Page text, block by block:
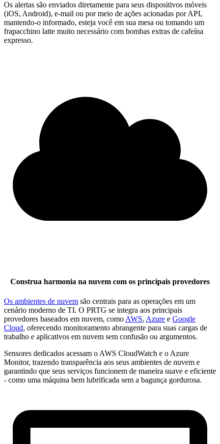
Os alertas são enviados diretamente para seus dispositivos móveis
(iOS, Android), e-mail ou por meio de ações acionadas por API,
mantendo-o informado, esteja você em sua mesa ou tomando um
frapacchino latte muito necessário com bombas extras de cafeína
expresso.
Construa harmonia na nuvem com os principais provedores
Os ambientes de nuvem são centrais para as operações em um
cenário moderno de TI. O PRTG se integra aos principais
provedores baseados em nuvem, como AWS, Azure e Google
Cloud, oferecendo monitoramento abrangente para suas cargas de
trabalho e aplicativos em nuvem sem confusão ou argumentos.
Sensores dedicados acessam o AWS CloudWatch e o Azure
Monitor, trazendo transparência aos seus ambientes de nuvem e
garantindo que seus serviços funcionem de maneira suave e eficiente
- como uma máquina bem lubrificada sem a bagunça gordurosa.